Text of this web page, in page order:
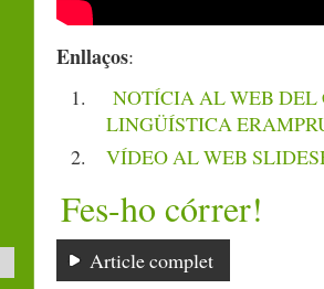
Enllaços:
NOTÍCIA AL WEB DEL
LINGÜÍSTICA
VÍDEO AL WEB
Fes-ho córrer!
Article complet